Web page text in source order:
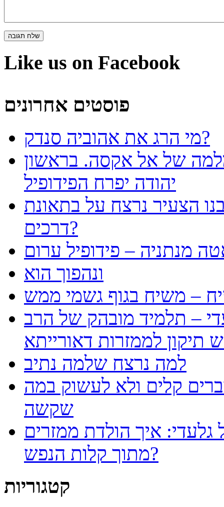
Like us on Facebook
פוסטים אחרונים
מי הרג את אהוביה סנדק?
של אל אקסה. בראשון
יהודה יפרח הפידופיל
הצעיר נרצח על בתאונת
דרכים?
מנתניה – פידופיל ערום
ונהפוך הוא
– משיח בגוף גשמי ממש
– תלמיד מובהק של הרב
למה נרצח שלמה נתיב
קלים ולא לעשוק במה
שקשה
גלעדי: איך הולדת ממזרים
מתוך קלות הנפש?
קטגוריות